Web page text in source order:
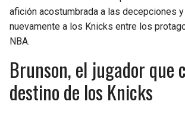
afición acostumbrada a las decepciones
nuevamente a los Knicks entre los
NBA.
Brunson, el jugador que
destino de los Knicks